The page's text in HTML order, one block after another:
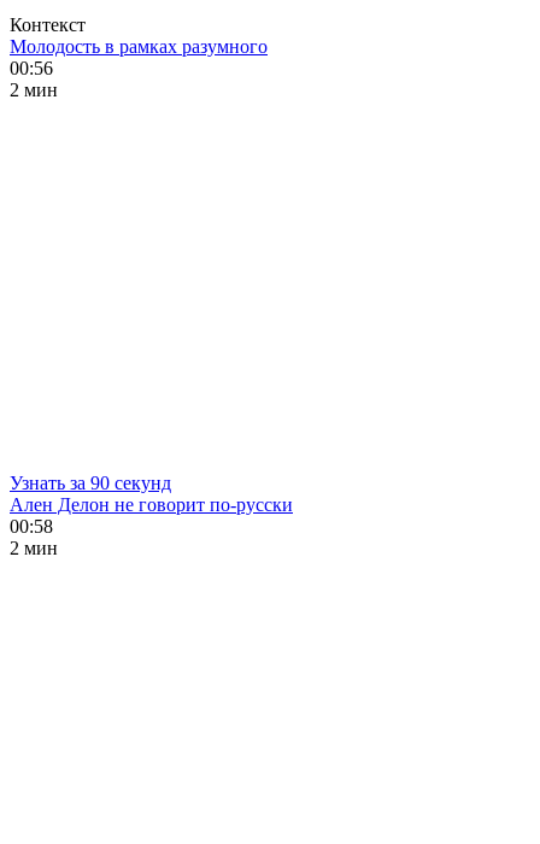
Контекст
Молодость в рамках разумного
00:56
2 мин
Узнать за 90 секунд
Ален Делон не говорит по-русски
00:58
2 мин